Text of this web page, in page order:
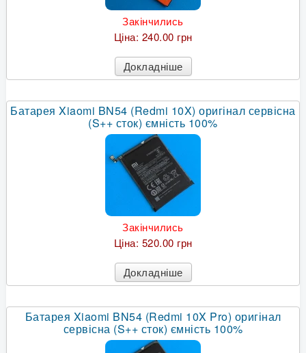
Закінчились
Ціна: 240.00 грн
Докладніше
Батарея Xiaomi BN54 (Redmi 10X) оригінал сервісна
(S++ сток) ємність 100%
Закінчились
Ціна: 520.00 грн
Докладніше
Батарея Xiaomi BN54 (Redmi 10X Pro) оригінал
сервісна (S++ сток) ємність 100%